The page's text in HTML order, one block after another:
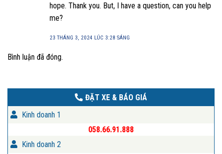
hope. Thank you. But, I have a question, can you help
me?
23 THÁNG 3, 2024 LÚC 3:28 SÁNG
Bình luận đã đóng.
ĐẶT XE & BÁO GIÁ
Kinh doanh 1
058.66.91.888
Kinh doanh 2